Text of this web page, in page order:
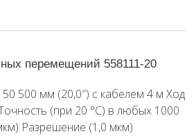
перемещений 558111-20
500 мм (20,0″) с кабелем 4 м Ход
(при 20 °C) в любых 1000
Разрешение (1,0 мкм)